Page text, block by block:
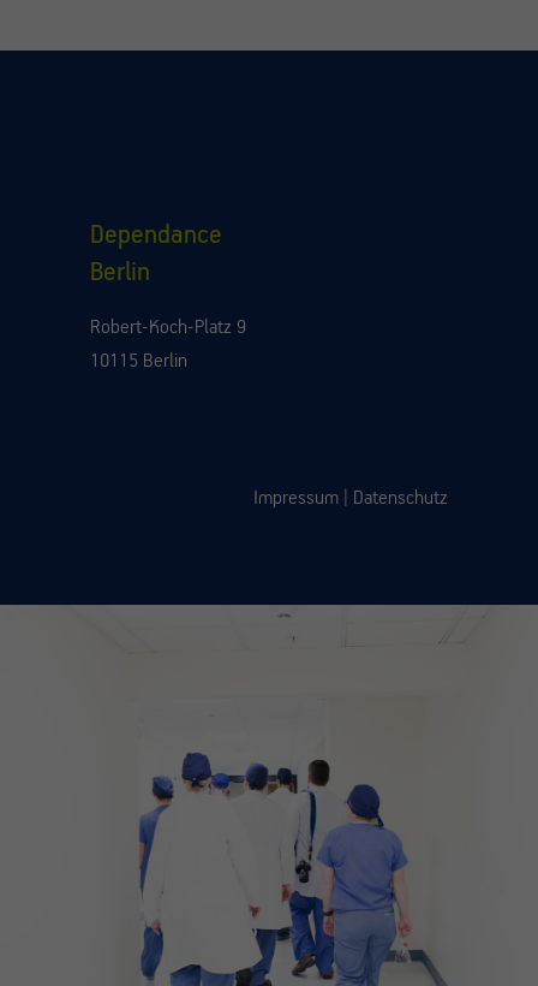
Dependance
Berlin
Robert-Koch-Platz 9
10115 Berlin
Impressum Datenschutz